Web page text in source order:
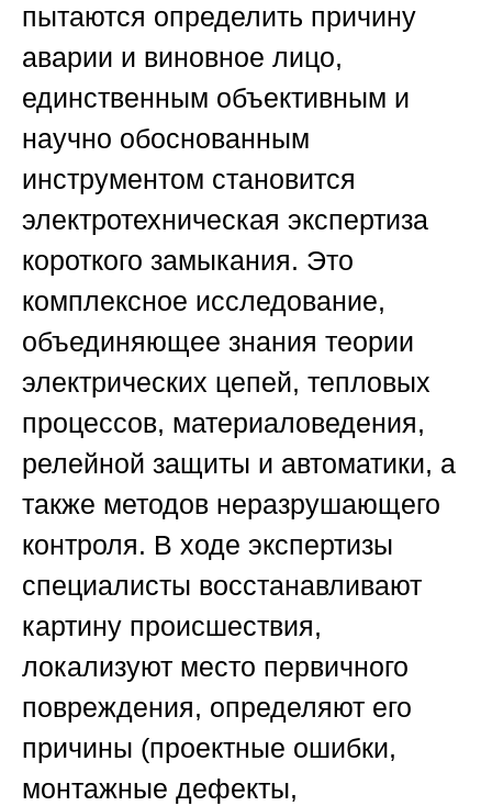
пытаются определить причину
аварии и виновное лицо,
единственным объективным и
научно обоснованным
инструментом становится
электротехническая экспертиза
короткого замыкания. Это
комплексное исследование,
объединяющее знания теории
электрических цепей, тепловых
процессов, материаловедения,
релейной защиты и автоматики, а
также методов неразрушающего
контроля. В ходе экспертизы
специалисты восстанавливают
картину происшествия,
локализуют место первичного
повреждения, определяют его
причины (проектные ошибки,
монтажные дефекты,